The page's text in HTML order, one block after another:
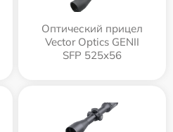
Оптический прицел
Vector Optics GENII
SFP 525x56